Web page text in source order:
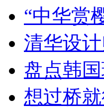
“中华赏
清华设
盘点韩
想过桥